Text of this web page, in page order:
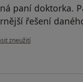
paní doktorka.
řešení
uživatele Váš účet byl
zneužití